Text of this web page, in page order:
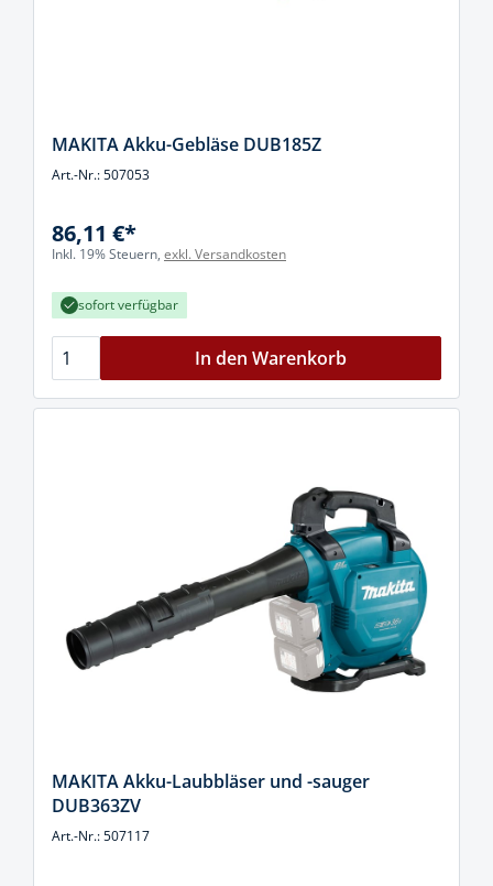
MAKITA Akku-Gebläse DUB185Z
Art.-Nr.: 507053
86,11 €*
Inkl. 19% Steuern, exkl. Versandkosten
sofort verfügbar
In den Warenkorb
MAKITA Akku-Laubbläser und -sauger
DUB363ZV
Art.-Nr.: 507117